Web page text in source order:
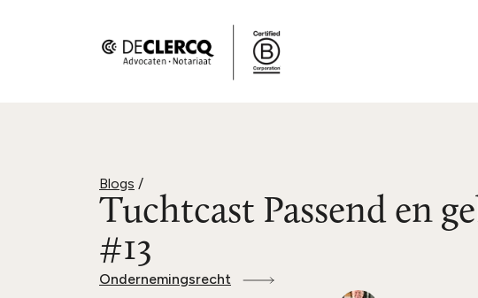
Blogs /
Tuchtcast Passend en
#13
Ondernemingsrecht